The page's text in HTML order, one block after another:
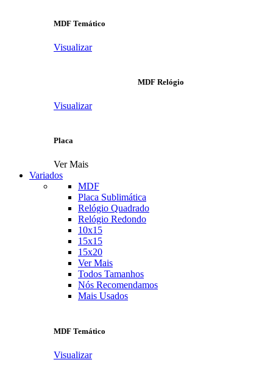
MDF Temático
Visualizar
MDF Relógio
Visualizar
Placa
Ver Mais
Variados
MDF
Placa Sublimática
Relógio Quadrado
Relógio Redondo
10x15
15x15
15x20
Ver Mais
Todos Tamanhos
Nós Recomendamos
Mais Usados
MDF Temático
Visualizar